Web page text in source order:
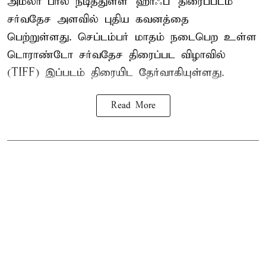
சர்வதேச அளவில் புதிய கவனத்தை
பெற்றுள்ளது. செப்டம்பர் மாதம் நடைபெற உள்ள
டொராண்டோ சர்வதேச திரைப்பட விழாவில்
(TIFF) இப்படம் திரையிட தேர்வாகியுள்ளது.
Read More